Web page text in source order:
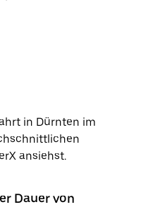
in Dürnten im
ansiehst.
Dauer von